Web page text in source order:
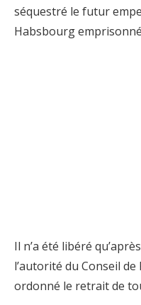
séquestré le futur
Habsbourg
Il n’a été libéré
l’autorité du Conseil
ordonné le retrait de